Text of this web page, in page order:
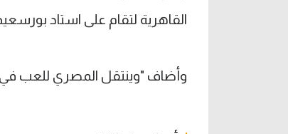
القاهرية لتقام على استاد
وأضاف "وينتقل المصري للعب